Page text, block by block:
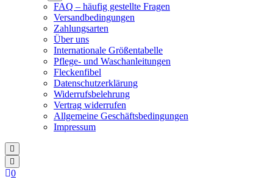
FAQ – häufig gestellte Fragen
Versandbedingungen
Zahlungsarten
Über uns
Internationale Größentabelle
Pflege- und Waschanleitungen
Fleckenfibel
Datenschutzerklärung
Widerrufsbelehrung
Vertrag widerrufen
Allgemeine Geschäftsbedingungen
Impressum
0